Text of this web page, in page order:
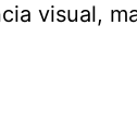
visual,